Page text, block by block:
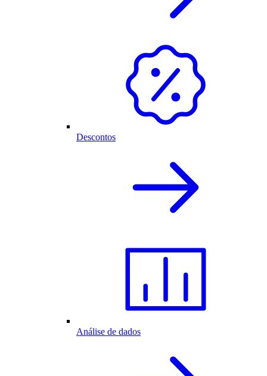
Descontos
Análise de dados